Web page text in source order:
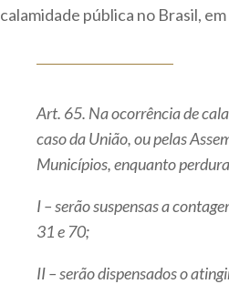
calamidade pública no Brasil,
Art. 65. Na ocorrência de
caso da União, ou pelas
Municípios, enquanto
I – serão suspensas a
31 e 70;
II – serão dispensados o